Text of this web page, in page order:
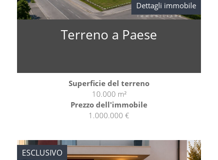
Dettagli immobile
Terreno a Paese
Superficie del terreno
10.000 m²
Prezzo dell'immobile
1.000.000 €
ESCLUSIVO